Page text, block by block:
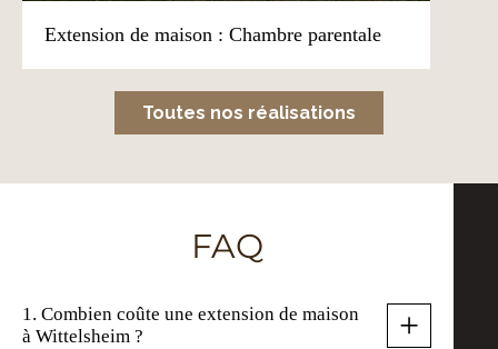
Extension de maison : Chambre parentale
Toutes nos réalisations
FAQ
1. Combien coûte une extension de maison
à Wittelsheim ?
+